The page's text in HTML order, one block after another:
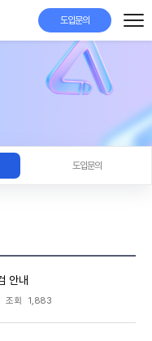
도입문의
도입문의
안내
조회 1,883